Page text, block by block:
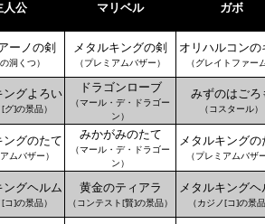
人公 マリベル ガボ
ーノの剣
洞くつ）
メタルキングの剣
（プレミアムバザー）
オリハルコンの
（グレイトファー
ングよろい
[グ]の景品）
ドラゴンローブ
（マール・デ・ドラゴー
ン）
みずのはごろ
（コスタール）
ングのたて
ムバザー）
みかがみのたて
（マール・デ・ドラゴー
ン）
メタルキングの
（プレミアムバザ
ングヘルム
[コ]の景品）
黄金のティアラ
（コンテスト[賢]の景品）
メタルキングヘ
（カジノ[コ]の景品